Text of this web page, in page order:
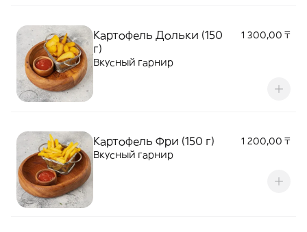
Картофель Дольки (150
г)
1 300,00 ₸
Вкусный гарнир
Картофель Фри (150 г)
1 200,00 ₸
Вкусный гарнир